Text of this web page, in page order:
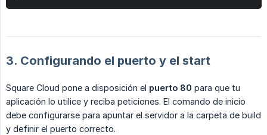
3. Configurando el puerto y el start
Square Cloud pone a disposición el puerto 80 para que tu
aplicación lo utilice y reciba peticiones. El comando de inicio
debe configurarse para apuntar el servidor a la carpeta de build
y definir el puerto correcto.